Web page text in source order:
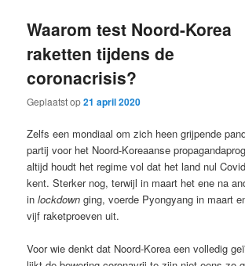
Waarom test Noord-Korea
raketten tijdens de
coronacrisis?
Geplaatst op21 april 2020
Zelfs een mondiaal om zich heen grijpende
partij voor het Noord-Koreaanse
altijd houdt het regime vol dat het land nul
kent. Sterker nog, terwijl in maart het ene na
inlockdownging, voerde Pyongyang in maart
vijf raketproeven uit.
Voor wie denkt dat Noord-Korea een volledig